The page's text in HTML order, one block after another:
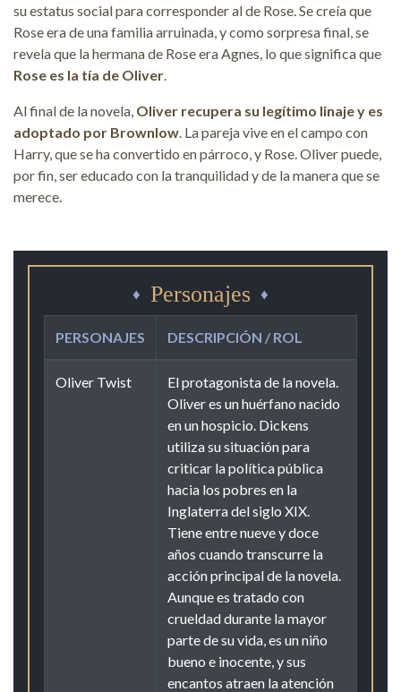
su estatus social para corresponder al de Rose. Se creía que
Rose era de una familia arruinada, y como sorpresa final, se
revela que la hermana de Rose era Agnes, lo que significa que
Rose es la tía de Oliver
Al final de la novela, Oliver recupera su legítimo linaje y es
adoptado por Brownlow . La pareja vive en el campo con
Harry, que se ha convertido en párroco, y Rose. Oliver puede,
por fin, ser educado con la tranquilidad y de la manera que se
merece.
Personajes
PERSONAJES DESCRIPCIÓN / ROL
Oliver Twist
El protagonista de la novela.
Oliver es un huérfano nacido
en un hospicio. Dickens
utiliza su situación para
criticar la política pública
hacia los pobres en la
Inglaterra del siglo XIX.
Tiene entre nueve y doce
años cuando transcurre la
acción principal de la novela.
Aunque es tratado con
crueldad durante la mayor
parte de su vida, es un niño
bueno e inocente, y sus
encantos atraen la atención